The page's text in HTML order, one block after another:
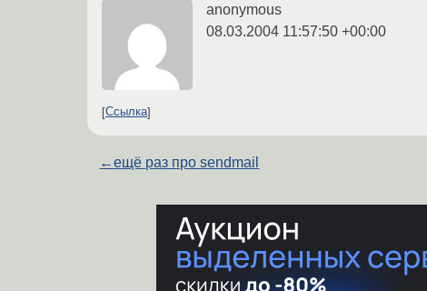
anonymous
08.03.2004 11:57:50 +00:00
Ссылка
←ещё раз про sendmail